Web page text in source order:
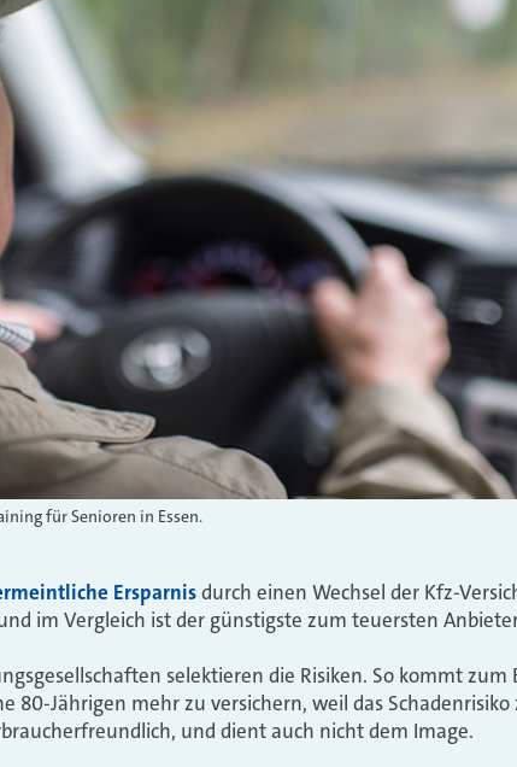
für Senioren in Essen.
Ersparnisdurch einen Wechsel der Kfz-
im Vergleich ist der günstigste zum teuersten
selektieren die Risiken. So kommt zum
80-Jährigen mehr zu versichern, weil das Schadenrisiko
und dient auch nicht dem Image.